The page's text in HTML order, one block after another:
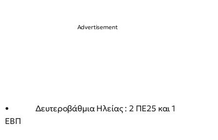
• Δευτεροβάθμια Ηλείας : 2 ΠΕ25 και 1
ΕΒΠ